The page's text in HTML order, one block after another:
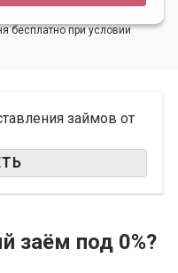
бесплатно при условии
займов от
заём под 0%?